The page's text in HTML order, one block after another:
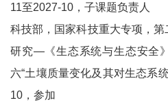
11至2027-10，子课题负责人
科技部，国家科技重大专项，
研究—《生态系统与生态安全
六“土壤质量变化及其对生态系
10，参加